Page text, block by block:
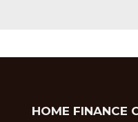
HOME FINANCE